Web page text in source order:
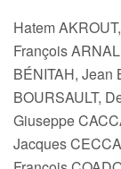
Hatem
François
BÉNITAH, Jean
BOURSAULT,
Giuseppe
Jacques